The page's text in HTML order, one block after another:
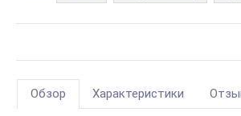
Обзор Характеристики